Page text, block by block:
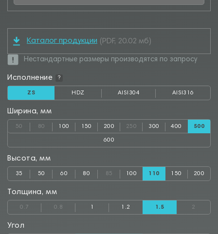
Каталог продукции (PDF, 20.02 мб)
Нестандартные размеры производятся по запросу
Исполнение ?
ZS HDZ AISI304 AISI316
Ширина, мм
50 80 100 150 200 250 300 400 500
600
Высота, мм
35 50 60 80 85 100 110 150 200
Толщина, мм
0.7 0.8 1.2 1.5 2
Угол